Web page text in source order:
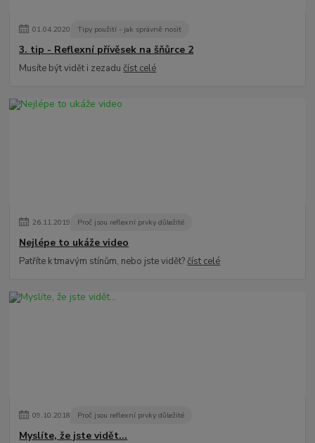
01.04.2020 Tipy použití - jak správně nosit
3. tip - Reflexní přívěsek na šňůrce 2
Musíte být vidět i zezadučíst celé
26.11.2019 Proč jsou reflexní prvky důležité
Nejlépe to ukáže video
Patříte k tmavým stínům, nebo jste vidět?číst celé
09.10.2018 Proč jsou reflexní prvky důležité
Myslíte, že jste vidět...